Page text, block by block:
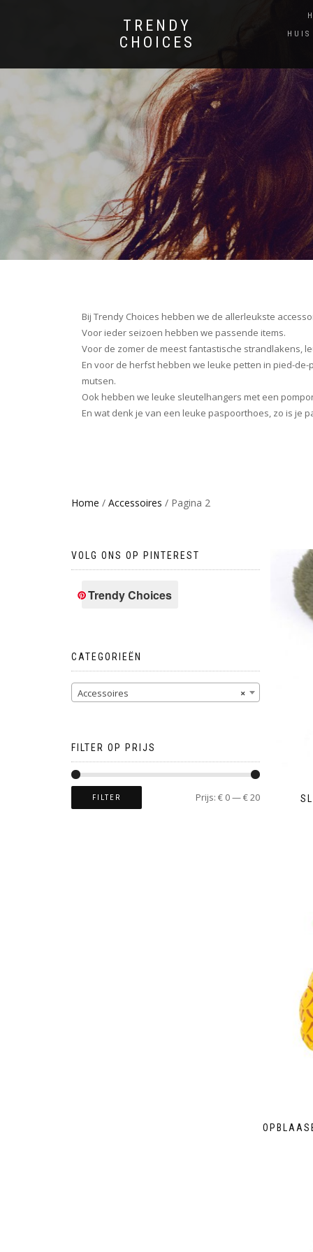
TRENDY
CHOICES
Bij Trendy Choices hebben we de allerleukste
Voor ieder seizoen hebben we passende items.
Voor de zomer de meest fantastische strandlakens,
En voor de herfst hebben we leuke petten in pied-
mutsen.
Ook hebben we leuke sleutelhangers met een
En wat denk je van een leuke paspoorthoes, zo is je
Home / Accessoires / Pagina 2
VOLG ONS OP PINTEREST
Trendy Choices
CATEGORIEËN
×
Accessoires
FILTER OP PRIJS
FILTER Prijs: € 0—€ 20